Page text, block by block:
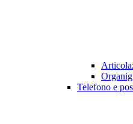
Telefono e